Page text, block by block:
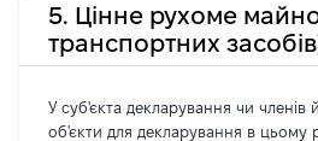
5. Цінне рухоме
транспортних
У суб'єкта декларування чи членів
об'єкти для декларування в цьому